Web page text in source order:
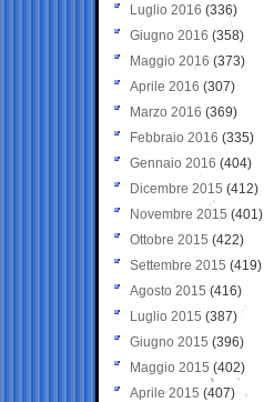
Luglio 2016 (336)
Giugno 2016 (358)
Maggio 2016 (373)
Aprile 2016 (307)
Marzo 2016 (369)
Febbraio 2016 (335)
Gennaio 2016 (404)
Dicembre 2015 (412)
Novembre 2015 (401)
Ottobre 2015 (422)
Settembre 2015 (419)
Agosto 2015 (416)
Luglio 2015 (387)
Giugno 2015 (396)
Maggio 2015 (402)
Aprile 2015 (407)